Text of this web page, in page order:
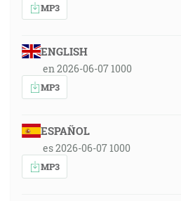
MP3
ENGLISH
en 2026-06-07 1000
MP3
ESPAÑOL
es 2026-06-07 1000
MP3